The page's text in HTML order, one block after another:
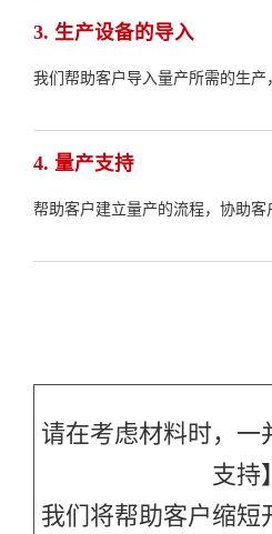
3. 生产设备的导入
我们帮助客户导入量产所需的生产
4. 量产支持
帮助客户建立量产的流程，协助客
请在考虑材料时，一
支持】
我们将帮助客户缩短